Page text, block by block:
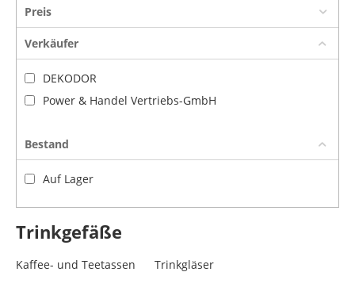
Preis
Verkäufer
DEKODOR
Power & Handel Vertriebs-GmbH
Bestand
Auf Lager
Trinkgefäße
Kaffee- und Teetassen Trinkgläser